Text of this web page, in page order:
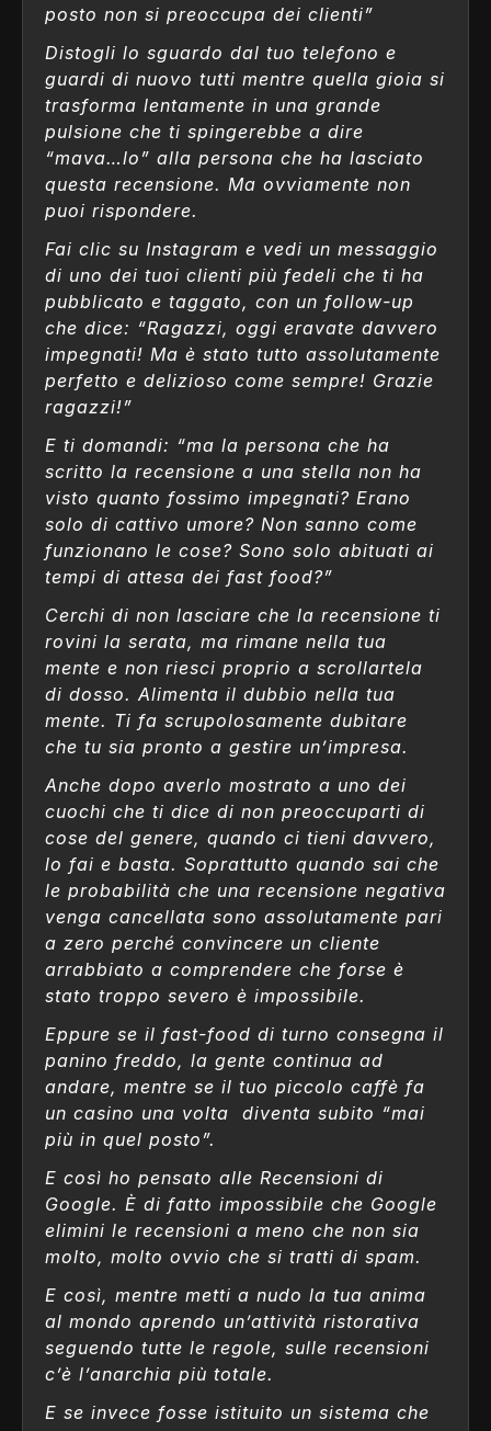
posto non si preoccupa dei clienti”
Distogli lo sguardo dal tuo telefono e
guardi di nuovo tutti mentre quella gioia si
trasforma lentamente in una grande
pulsione che ti spingerebbe a dire
“mava…lo” alla persona che ha lasciato
questa recensione. Ma ovviamente non
puoi rispondere.
Fai clic su Instagram e vedi un messaggio
di uno dei tuoi clienti più fedeli che ti ha
pubblicato e taggato, con un follow-up
che dice: “Ragazzi, oggi eravate davvero
impegnati! Ma è stato tutto assolutamente
perfetto e delizioso come sempre! Grazie
ragazzi!”
E ti domandi: “ma la persona che ha
scritto la recensione a una stella non ha
visto quanto fossimo impegnati? Erano
solo di cattivo umore? Non sanno come
funzionano le cose? Sono solo abituati ai
tempi di attesa dei fast food?”
Cerchi di non lasciare che la recensione ti
rovini la serata, ma rimane nella tua
mente e non riesci proprio a scrollartela
di dosso. Alimenta il dubbio nella tua
mente. Ti fa scrupolosamente dubitare
che tu sia pronto a gestire un’impresa.
Anche dopo averlo mostrato a uno dei
cuochi che ti dice di non preoccuparti di
cose del genere, quando ci tieni davvero,
lo fai e basta. Soprattutto quando sai che
le probabilità che una recensione negativa
venga cancellata sono assolutamente pari
a zero perché convincere un cliente
arrabbiato a comprendere che forse è
stato troppo severo è impossibile.
Eppure se il fast-food di turno consegna il
panino freddo, la gente continua ad
andare, mentre se il tuo piccolo caffè fa
un casino una volta diventa subito “mai
più in quel posto”.
E così ho pensato alle Recensioni di
Google. È di fatto impossibile che Google
elimini le recensioni a meno che non sia
molto, molto ovvio che si tratti di spam.
E così, mentre metti a nudo la tua anima
al mondo aprendo un’attività ristorativa
seguendo tutte le regole, sulle recensioni
c’è l’anarchia più totale.
E se invece fosse istituito un sistema che